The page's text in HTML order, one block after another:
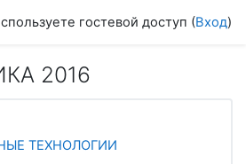
гостевой доступ (Вход)
2016
ТЕХНОЛОГИИ